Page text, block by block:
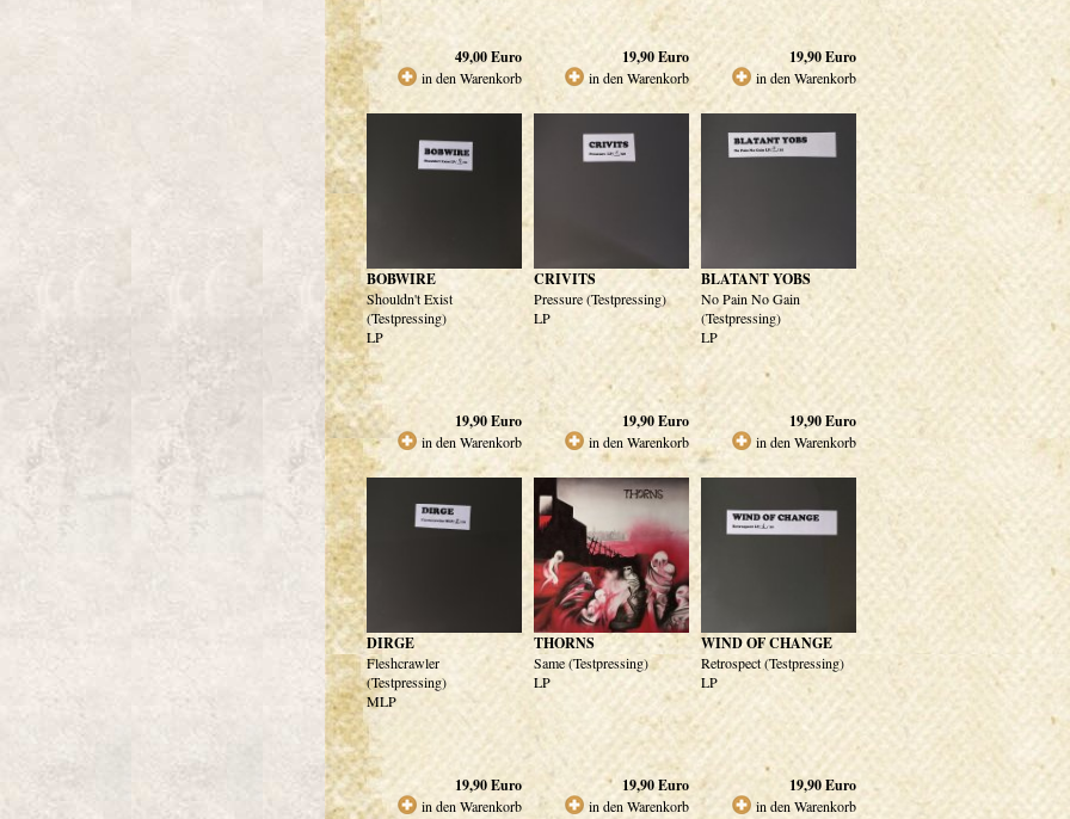
49,00Euro
in den Warenkorb
19,90Euro
in den Warenkorb
19,90Euro
in den Warenkorb
BOBWIRE
Shouldn't Exist
(Testpressing)
LP
19,90Euro
in den Warenkorb
CRIVITS
Pressure (Testpressing)
LP
19,90Euro
in den Warenkorb
BLATANT YOBS
No Pain No Gain
(Testpressing)
LP
19,90Euro
in den Warenkorb
DIRGE
Fleshcrawler
(Testpressing)
MLP
19,90Euro
in den Warenkorb
THORNS
Same (Testpressing)
LP
19,90Euro
in den Warenkorb
WIND OF CHANGE
Retrospect (Testpressing)
LP
19,90Euro
in den Warenkorb